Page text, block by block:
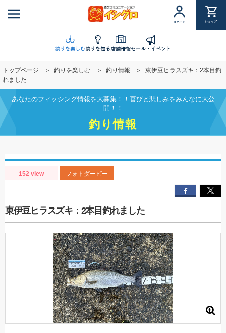
ン
ツ
移
動
ログイン ショップ
釣りを楽しむ釣りを知る店舗情報セール・イベント
トップページ 釣りを楽しむ 釣り情報
東伊豆ヒラスズキ：2本目釣
れました
あなたのフィッシング情報を大募集！！喜びと悲しみをみんなに大公
開！！
釣り情報
152 view フォトダービー
東伊豆ヒラスズキ：2本目釣れました